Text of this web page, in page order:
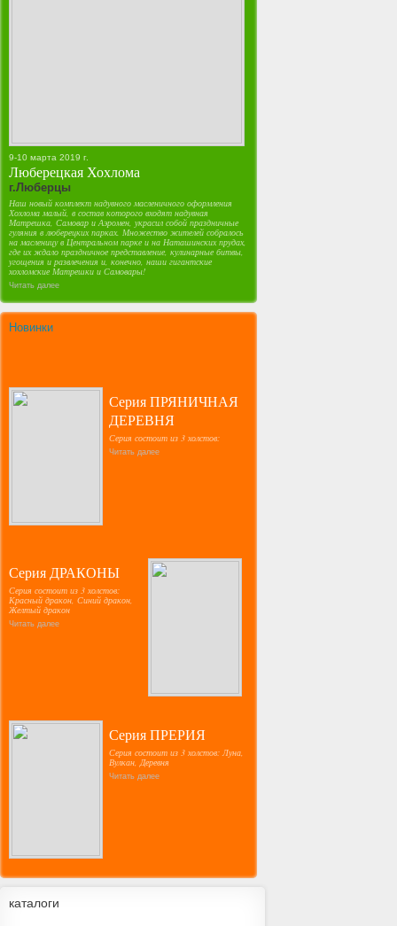
9-10 марта 2019 г.
Люберецкая Хохлома
г.Люберцы
Наш новый комплект надувного масленичного оформления
Хохлома малый, в состав которого входят надувная
Матрешка, Самовар и Аэромен, украсил собой праздничные
гуляния в люберецких парках. Множество жителей собралось
на масленицу в Центральном парке и на Наташинских прудах,
где их ждало праздничное представление, кулинарные битвы,
угощения и развлечения и, конечно, наши гигантские
хохломские Матрешки и Самовары!
Читать далее
Новинки
Серия ПРЯНИЧНАЯ
ДЕРЕВНЯ
Серия состоит из 3 холстов:
Читать далее
Серия ДРАКОНЫ
Серия состоит из 3 холстов:
Красный дракон, Синий дракон,
Желтый дракон
Читать далее
Серия ПРЕРИЯ
Серия состоит из 3 холстов: Луна,
Вулкан, Деревня
Читать далее
каталоги